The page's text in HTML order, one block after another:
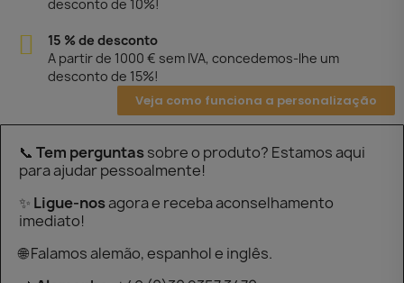
desconto de 10%!
15 % de desconto
A partir de 1000 € sem IVA, concedemos-lhe um
desconto de 15%!
Veja como funciona a personalização
📞 Tem perguntassobre o produto? Estamos aqui
para ajudar pessoalmente!
✨ Ligue-nosagora e receba aconselhamento
imediato!
🌐 Falamos alemão, espanhol e inglês.